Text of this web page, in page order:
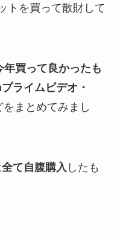
トを買って散財して
年買って良かったも
ライムビデオ・
をまとめてみまし
全て自腹購入 したも